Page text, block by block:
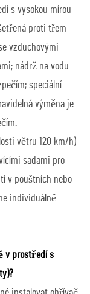
s vysokou mírou
proti třem
vzduchovými
nádrž na vodu
speciální
výměna je
větru 120 km/h)
sadami pro
v pouštních nebo
individuálně
v prostředí s